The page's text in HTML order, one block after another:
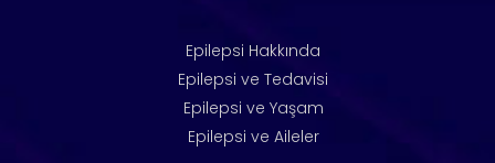
Epilepsi Hakkında
Epilepsi ve Tedavisi
Epilepsi ve Yaşam
Epilepsi ve Aileler